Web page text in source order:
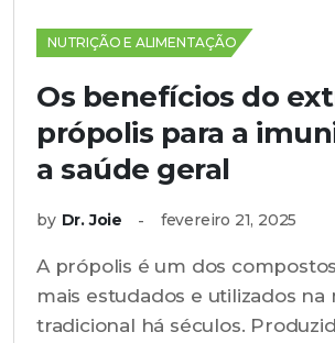
NUTRIÇÃO E ALIMENTAÇÃO
Os benefícios do
própolis para a
a saúde geral
by Dr. Joie fevereiro 21, 2025
A própolis é um dos
mais estudados e utilizados na
tradicional há séculos.